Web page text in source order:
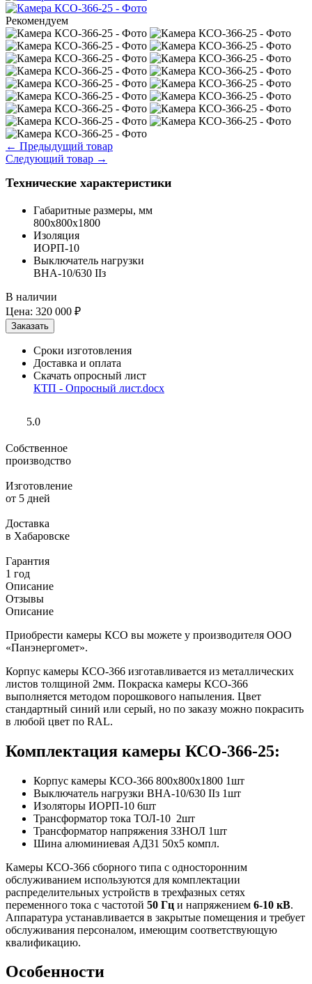
Рекомендуем
← Предыдущий товар
Следующий товар →
Технические характеристики
Габаритные размеры, мм
800х800х1800
Изоляция
ИОРП-10
Выключатель нагрузки
ВНА-10/630 IIз
В наличии
Цена: 320 000 ₽
Сроки изготовления
Доставка и оплата
Скачать опросный лист
КТП - Опросный лист.docx
5.0
Собственное
производство
Изготовление
от 5 дней
Доставка
в Хабаровске
Гарантия
1 год
Описание
Отзывы
Описание
Приобрести камеры КСО вы можете у производителя ООО
«Панэнергомет».
Корпус камеры КСО-366 изготавливается из металлических
листов толщиной 2мм. Покраска камеры КСО-366
выполняется методом порошкового напыления. Цвет
стандартный синий или серый, но по заказу можно покрасить
в любой цвет по RAL.
Комплектация камеры КСО-366-25:
Корпус камеры КСО-366 800х800х1800 1шт
Выключатель нагрузки ВНА-10/630 IIз 1шт
Изоляторы ИОРП-10 6шт
Трансформатор тока ТОЛ-10 2шт
Трансформатор напряжения 3ЗНОЛ 1шт
Шина алюминиевая АД31 50х5 компл.
Камеры КСО-366 сборного типа с односторонним
обслуживанием используются для комплектации
распределительных устройств в трехфазных сетях
переменного тока с частотой 50 Гц и напряжением 6-10 кВ.
Аппаратура устанавливается в закрытые помещения и требует
обслуживания персоналом, имеющим соответствующую
квалификацию.
Особенности